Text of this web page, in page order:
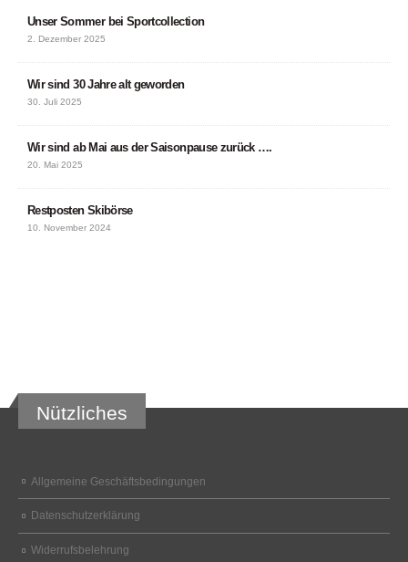
Unser Sommer bei Sportcollection
2. Dezember 2025
Wir sind 30 Jahre alt geworden
30. Juli 2025
Wir sind ab Mai aus der Saisonpause zurück ….
20. Mai 2025
Restposten Skibörse
10. November 2024
Nützliches
Allgemeine Geschäftsbedingungen
Datenschutzerklärung
Widerrufsbelehrung